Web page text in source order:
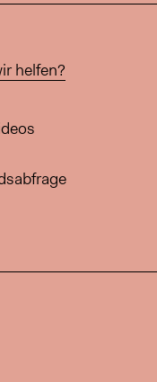
helfen?
Seite